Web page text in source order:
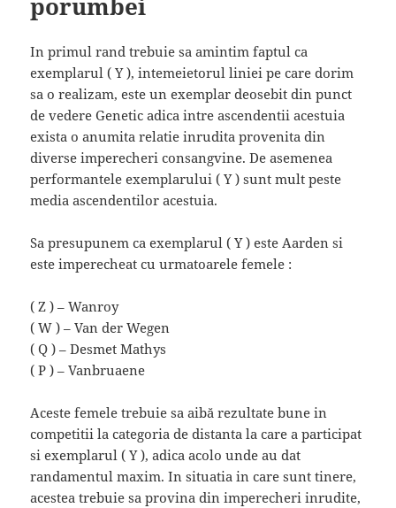
In primul rand trebuie sa amintim faptul ca
exemplarul ( Y ), intemeietorul liniei pe care dorim
sa o realizam, este un exemplar deosebit din punct
de vedere Genetic adica intre ascendentii acestuia
exista o anumita relatie inrudita provenita din
diverse imperecheri consangvine. De asemenea
performantele exemplarului ( Y ) sunt mult peste
media ascendentilor acestuia.
Sa presupunem ca exemplarul ( Y ) este Aarden si
este imperecheat cu urmatoarele femele :
( Z ) – Wanroy
( W ) – Van der Wegen
( Q ) – Desmet Mathys
( P ) – Vanbruaene
Aceste femele trebuie sa aibă rezultate bune in
competitii la categoria de distanta la care a participat
si exemplarul ( Y ), adica acolo unde au dat
randamentul maxim. In situatia in care sunt tinere,
acestea trebuie sa provina din imperecheri inrudite,